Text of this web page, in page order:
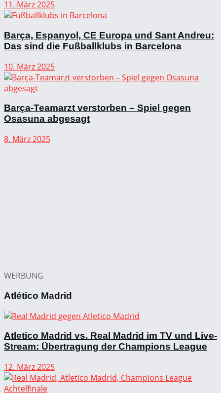
11. März 2025
Barça, Espanyol, CE Europa und Sant Andreu:
Das sind die Fußballklubs in Barcelona
10. März 2025
Barça-Teamarzt verstorben – Spiel gegen
Osasuna abgesagt
8. März 2025
WERBUNG
Atlético Madrid
Atletico Madrid vs. Real Madrid im TV und Live-
Stream: Übertragung der Champions League
12. März 2025